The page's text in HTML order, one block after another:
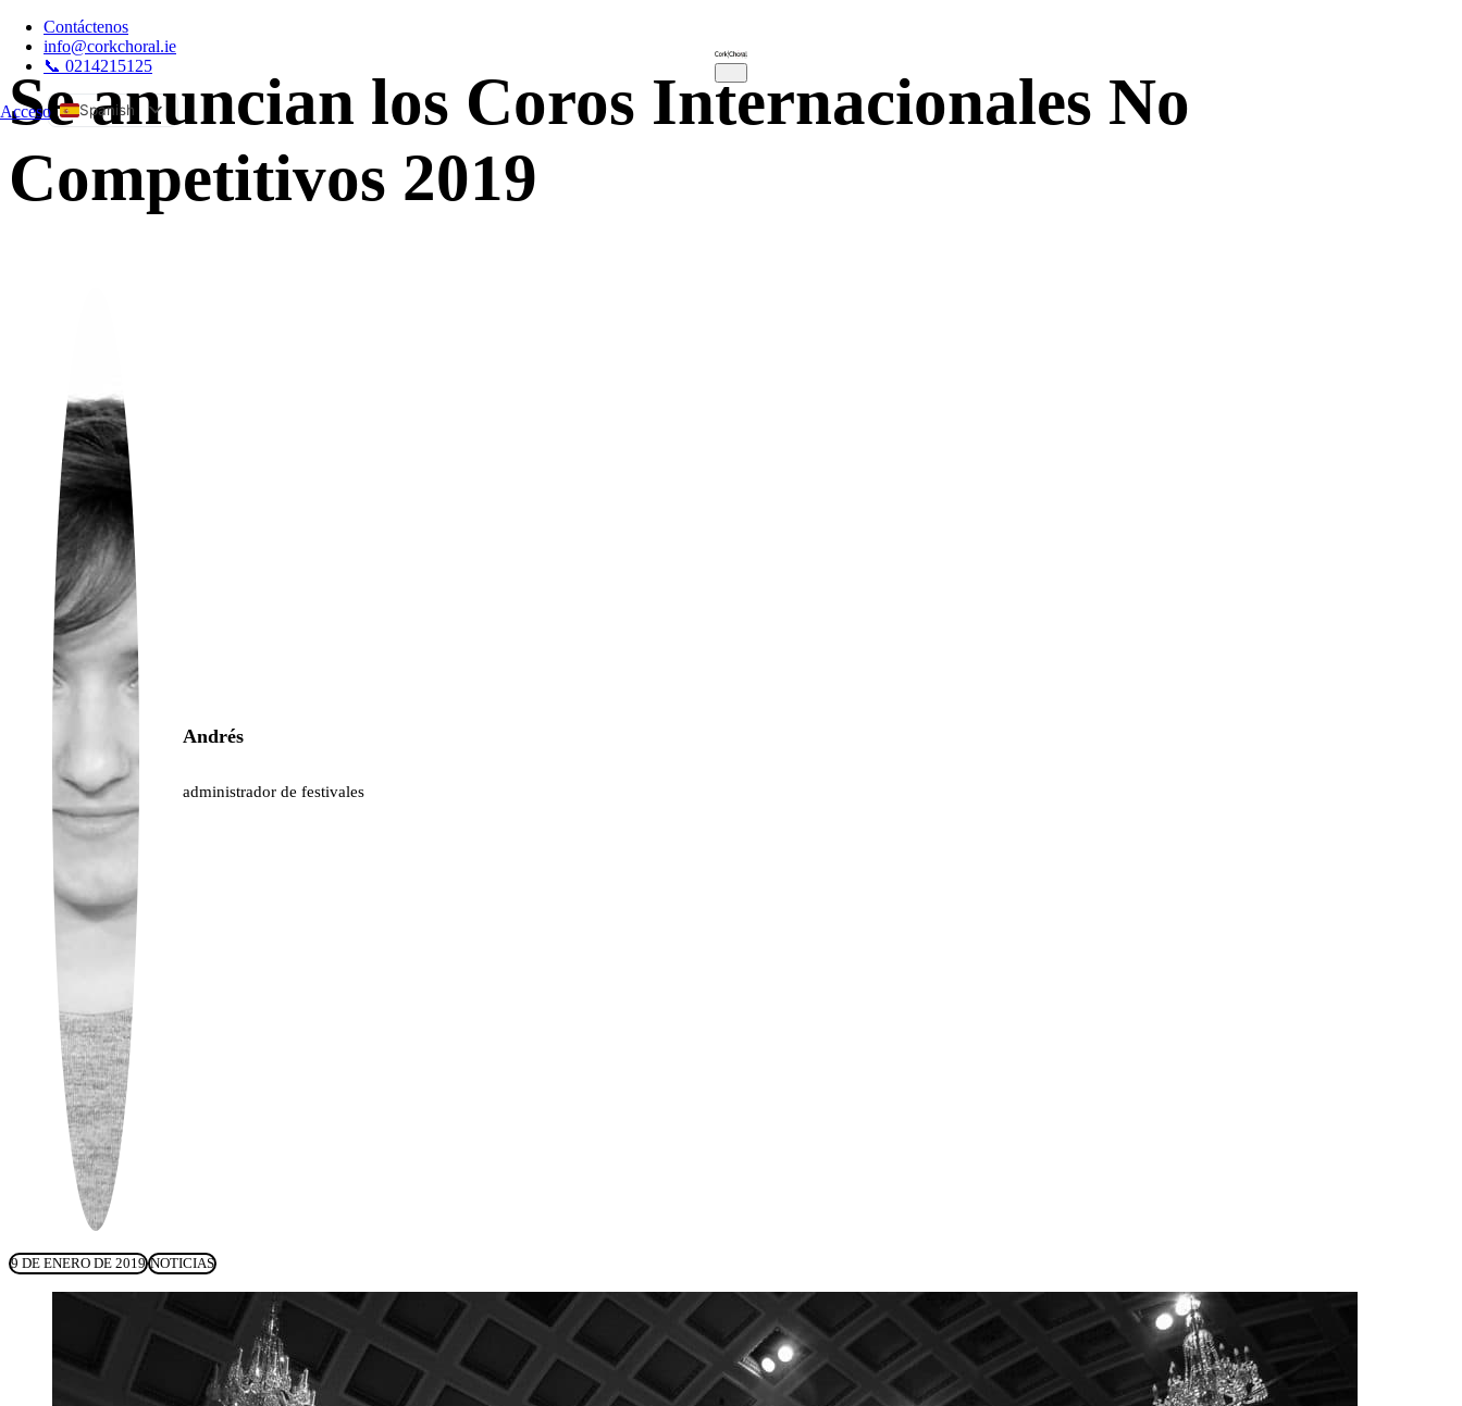
Contáctenos
info@corkchoral.ie
📞 0214215125
Acceso a
Spanish
Bulgarian
Czech
Italian
Polish
Portuguese
Ukrainian
Se anuncian los Coros Internacionales No
Competitivos 2019
Andrés
administrador de festivales
9 DE ENERO DE 2019 NOTICIAS